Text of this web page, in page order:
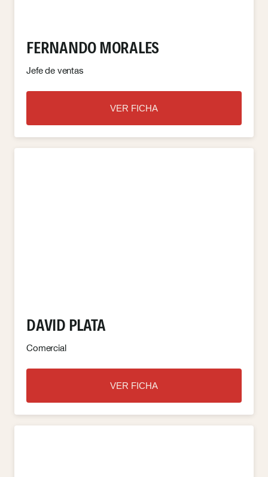
FERNANDO MORALES
Jefe de ventas
VER FICHA
DAVID PLATA
Comercial
VER FICHA